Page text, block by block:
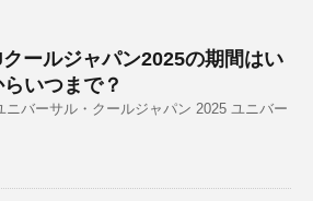
ールジャパン2025の期間はい
いつまで？
ニバーサル・クールジャパン 2025 ユニバー